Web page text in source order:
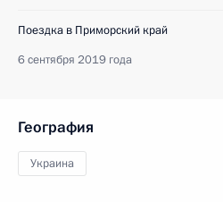
Поездка в Приморский край
6 сентября 2019 года
География
Украина